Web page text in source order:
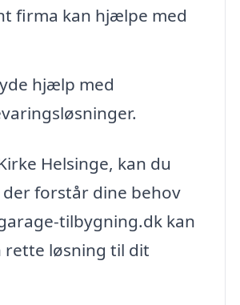
firma kan hjælpe med
hjælp med
Helsinge, kan du
forstår dine behov
tilbygning.dk kan
rette løsning til dit